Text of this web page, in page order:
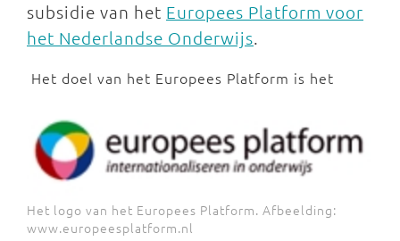
subsidie van het Europees Platform voor
het Nederlandse Onderwijs.
Het logo van het Europees Platform. Afbeelding:
www.europeesplatform.nl
Het doel van het Europees Platform is het